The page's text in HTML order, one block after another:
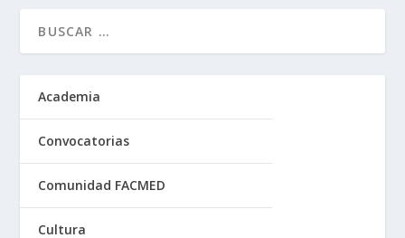
Academia
Convocatorias
Comunidad FACMED
Cultura